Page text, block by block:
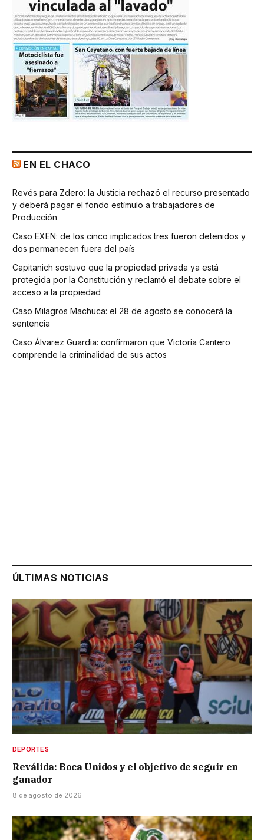
EN EL CHACO
Revés para Zdero: la Justicia rechazó el recurso presentado
y deberá pagar el fondo estímulo a trabajadores de
Producción
Caso EXEN: de los cinco implicados tres fueron detenidos y
dos permanecen fuera del país
Capitanich sostuvo que la propiedad privada ya está
protegida por la Constitución y reclamó el debate sobre el
acceso a la propiedad
Caso Milagros Machuca: el 28 de agosto se conocerá la
sentencia
Caso Álvarez Guardia: confirmaron que Victoria Cantero
comprende la criminalidad de sus actos
ÚLTIMAS NOTICIAS
DEPORTES
Reválida: Boca Unidos y el objetivo de seguir en
ganador
8 de agosto de 2026